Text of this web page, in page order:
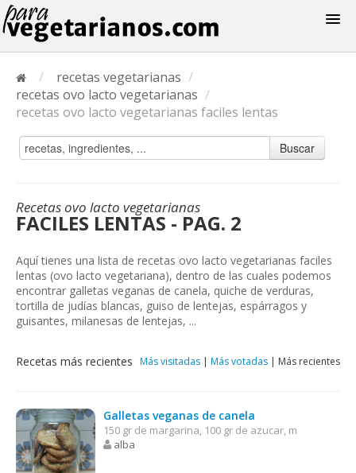
/ recetas vegetarianas /
recetas ovo lacto vegetarianas /
recetas ovo lacto vegetarianas faciles lentas
Buscar
Recetas ovo lacto vegetarianas
FACILES LENTAS - PAG. 2
Aquí tienes una lista de recetas ovo lacto vegetarianas faciles
lentas (ovo lacto vegetariana), dentro de las cuales podemos
encontrar galletas veganas de canela, quiche de verduras,
tortilla de judías blancas, guiso de lentejas, espárragos y
guisantes, milanesas de lentejas, ...
Recetas más recientes Más visitadas | Más votadas | Más recientes
Galletas veganas de canela
150 gr de margarina, 100 gr de azucar, m
alba